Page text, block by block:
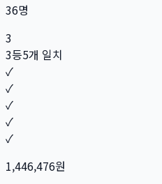
36명
3
3등5개 일치
✓
✓
✓
✓
✓
1,446,476원